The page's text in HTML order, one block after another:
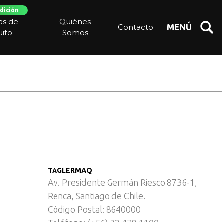
de
Quiénes
Somos
Contacto MENÚ
– Cárnica
TAGLERMAQ
Av. Presidente Germán Riesco 8736-1,
Renca, Santiago de Chile.
Código Postal: 8640000